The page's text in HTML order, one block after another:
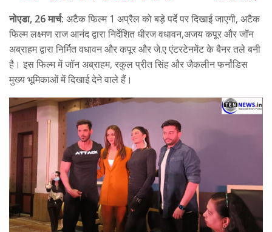
नोएडा, 26 मार्च: अटैक फिल्म 1 अप्रैल को बड़े पर्दे पर दिखाई जाएगी, अटैक
फिल्म लक्ष्मण राज आनंद द्वारा निर्देशित धीरज वधावन,अजय कपूर और जॉन
अब्राहम द्वारा निर्मित वधावन और कपूर और जे.ए एंटरटेनमेंट के बैनर तले बनी
है। इस फिल्म में जॉन अब्राहम, रकुल प्रीत सिंह और जैकलीन फर्नांडिस
मुख्य भूमिकाओं में दिखाई देने वाले हैं।